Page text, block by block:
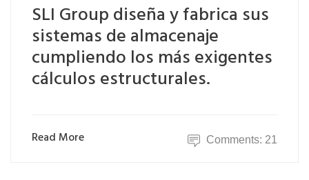
SLI Group diseña y fabrica sus
sistemas de almacenaje
cumpliendo los más exigentes
cálculos estructurales.
Read More Comments: 21